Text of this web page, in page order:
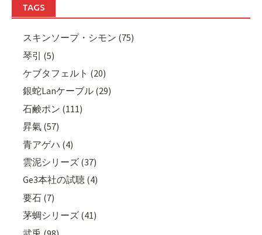
TAGS
スキンソープ・シモン (75)
琴引 (5)
ケブタフェルト (20)
銀蛇Lanケーブル (29)
石鹸ポン (111)
昇氣 (57)
青アゲハ (4)
雲泥シリーズ (37)
Ge3本社の試聴 (4)
要石 (7)
茅蜩シリーズ (41)